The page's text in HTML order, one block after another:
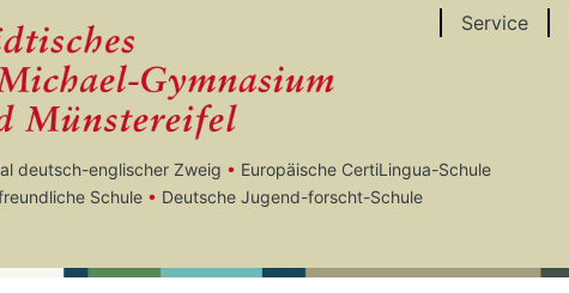
deutsch-englischer Zweig • Europäische CertiLingua-Schule
Schule • Deutsche Jugend-forscht-Schule
Service